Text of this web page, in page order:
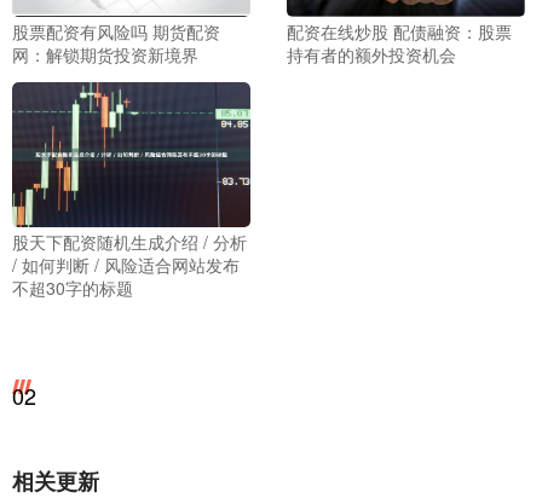
股票配资有风险吗 期货配资
网：解锁期货投资新境界
配资在线炒股 配债融资：股票
持有者的额外投资机会
股天下配资随机生成介绍 / 分析
/ 如何判断 / 风险适合网站发布
不超30字的标题
02
相关更新